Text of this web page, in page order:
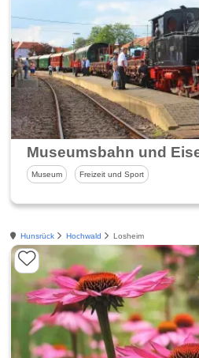
Museum Freizeit und Sport
Hunsrück Hochwald Losheim